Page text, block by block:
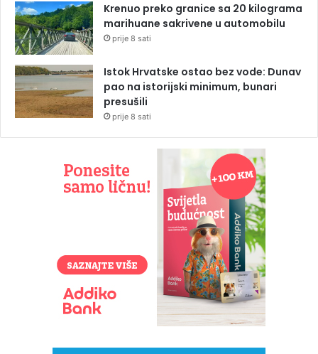
Krenuo preko granice sa 20 kilograma
marihuane sakrivene u automobilu
prije 8 sati
Istok Hrvatske ostao bez vode: Dunav
pao na istorijski minimum, bunari
presušili
prije 8 sati